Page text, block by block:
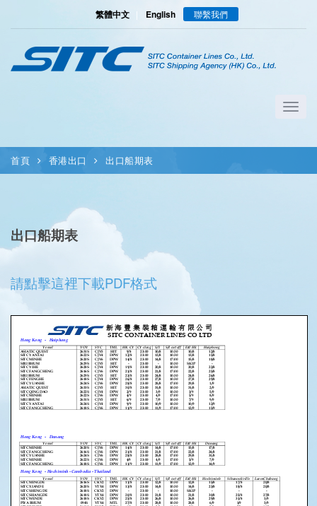
繁體中文| English 聯繫我們
首頁 香港出口 出口船期表
出口船期表
請點擊這裡下載PDF格式